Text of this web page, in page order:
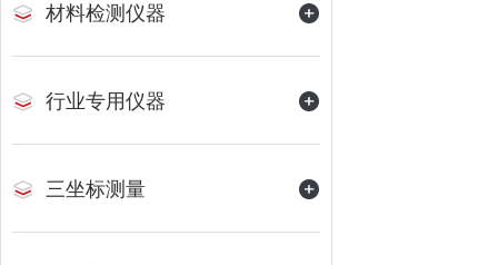
材料检测仪器
行业专用仪器
三坐标测量